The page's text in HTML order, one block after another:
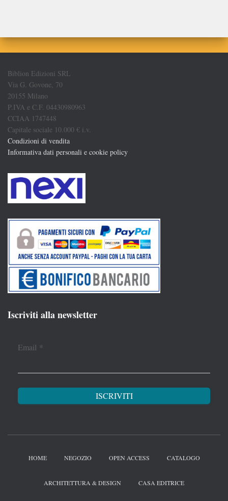
Biblion Edizioni SRL
Via G. Govone, 70
20155 Milano
P.IVA e C.F. 04430980963
CCIAA 1747448
Capitale sociale 10.000 € i.v.
Condizioni di vendita
Informativa dati personali e cookie policy
Iscriviti alla newsletter
Email *
HOME NEGOZIO OPEN ACCESS CATALOGO
ARCHITETTURA & DESIGN CASA EDITRICE